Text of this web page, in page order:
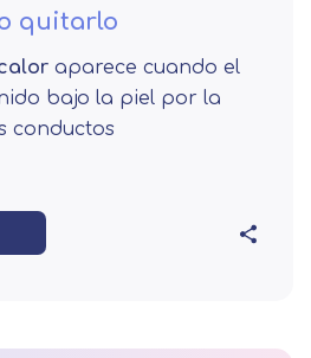
quitarlo
aparece cuando el
bajo la piel por la
conductos